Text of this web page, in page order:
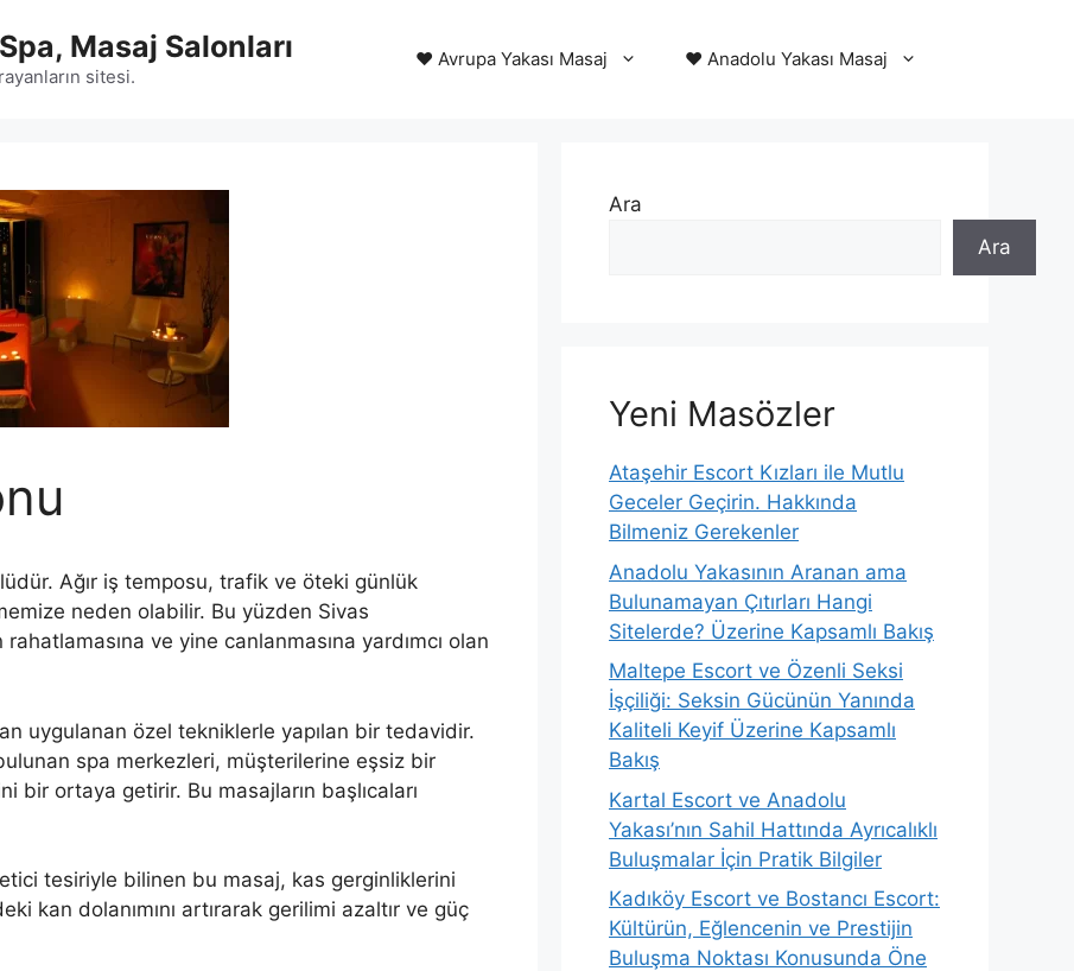
Masaj Salonları
sitesi.
❤️ Avrupa Yakası Masaj ❤️ Anadolu Yakası Masaj
Ağır iş temposu, trafik ve öteki günlük
neden olabilir. Bu yüzden Sivas
ve yine canlanmasına yardımcı olan
uygulanan özel tekniklerle yapılan bir tedavidir.
spa merkezleri, müşterilerine eşsiz bir
ortaya getirir. Bu masajların başlıcaları
tesiriyle bilinen bu masaj, kas gerginliklerini
kan dolanımını artırarak gerilimi azaltır ve güç
Ara
Ara
Yeni Masözler
Ataşehir Escort Kızları ile Mutlu
Geceler Geçirin. Hakkında
Bilmeniz Gerekenler
Anadolu Yakasının Aranan ama
Bulunamayan Çıtırları Hangi
Sitelerde? Üzerine Kapsamlı Bakış
Maltepe Escort ve Özenli Seksi
İşçiliği: Seksin Gücünün Yanında
Kaliteli Keyif Üzerine Kapsamlı
Bakış
Kartal Escort ve Anadolu
Yakası’nın Sahil Hattında Ayrıcalıklı
Buluşmalar İçin Pratik Bilgiler
Kadıköy Escort ve Bostancı Escort:
Kültürün, Eğlencenin ve Prestijin
Buluşma Noktası Konusunda Öne